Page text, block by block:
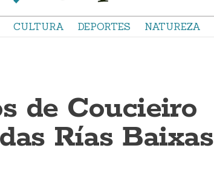
CULTURA DEPORTES NATUREZA
de Coucieiro
Rías Baixas